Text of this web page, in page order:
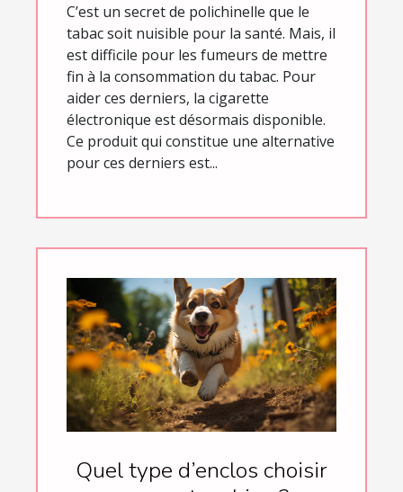
C’est un secret de polichinelle que le
tabac soit nuisible pour la santé. Mais, il
est difficile pour les fumeurs de mettre
fin à la consommation du tabac. Pour
aider ces derniers, la cigarette
électronique est désormais disponible.
Ce produit qui constitue une alternative
pour ces derniers est...
Quel type d’enclos choisir